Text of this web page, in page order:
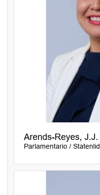
Arends-Reyes, J.J.
Parlamentario / Statenlid